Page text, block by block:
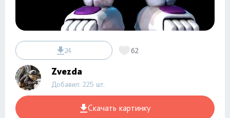
24 62
Zvezda
Добавил: 225 шт.
Скачать картинку